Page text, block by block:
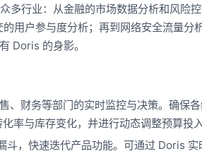
多行业：从金融的市场数据分析和风险
用户参与度分析；再到网络安全流量分
Doris 的身影。
、财务等部门的实时监控与决策。确保
率与库存变化，并进行动态调整预算投
斗，快速迭代产品功能。可通过 Doris 实